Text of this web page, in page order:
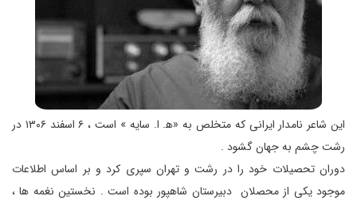
این شاعر نامدار ایرانی که متخلص به «ه‍. ا. سایه » است ، ۶ اسفند ۱۳۰۶ در
رشت چشم به جهان گشود .
دوران تحصیلات خود را در رشت و تهران سپری کرد و بر اساس اطلاعات
موجود یکی از محصلان دبیرستان شاهپور بوده است . نخستین نغمه ها ،